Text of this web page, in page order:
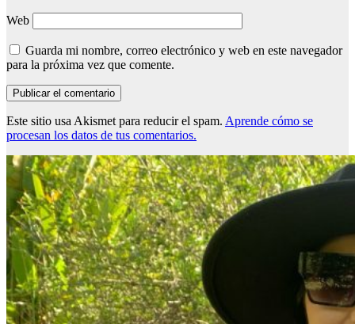
Web
Guarda mi nombre, correo electrónico y web en este navegador
para la próxima vez que comente.
Este sitio usa Akismet para reducir el spam. Aprende cómo se
procesan los datos de tus comentarios.